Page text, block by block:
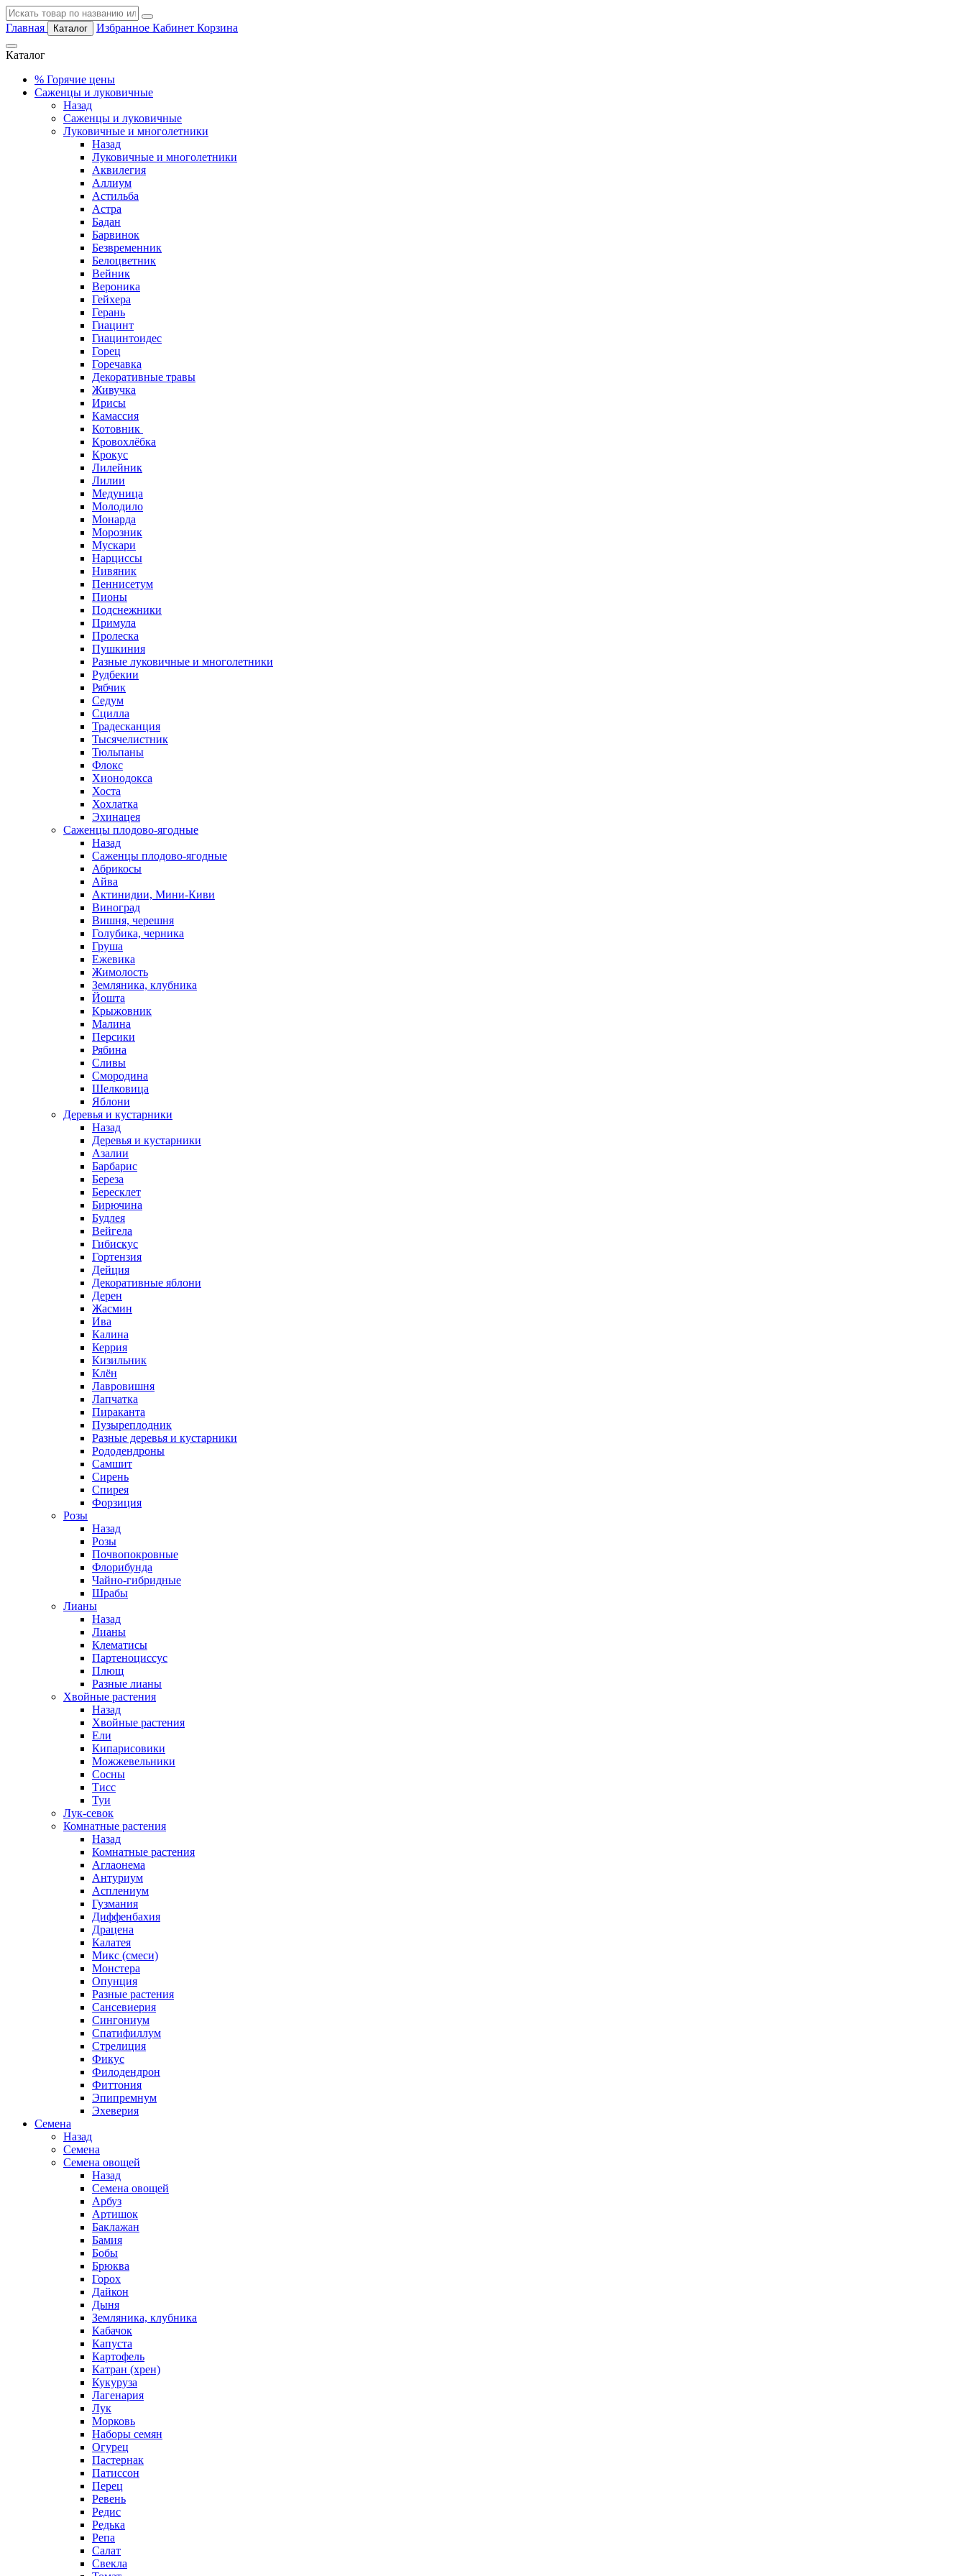
Главная Каталог Избранное Кабинет Корзина
Каталог
% Горячие цены
Саженцы и луковичные
Назад
Саженцы и луковичные
Луковичные и многолетники
Назад
Луковичные и многолетники
Аквилегия
Аллиум
Астильба
Астра
Бадан
Барвинок
Безвременник
Белоцветник
Вейник
Вероника
Гейхера
Герань
Гиацинт
Гиацинтоидес
Горец
Горечавка
Декоративные травы
Живучка
Ирисы
Камассия
Котовник
Кровохлёбка
Крокус
Лилейник
Лилии
Медуница
Молодило
Монарда
Морозник
Мускари
Нарциссы
Нивяник
Пеннисетум
Пионы
Подснежники
Примула
Пролеска
Пушкиния
Разные луковичные и многолетники
Рудбекии
Рябчик
Седум
Сцилла
Традесканция
Тысячелистник
Тюльпаны
Флокс
Хионодокса
Хоста
Хохлатка
Эхинацея
Саженцы плодово-ягодные
Назад
Саженцы плодово-ягодные
Абрикосы
Айва
Актинидии, Мини-Киви
Виноград
Вишня, черешня
Голубика, черника
Груша
Ежевика
Жимолость
Земляника, клубника
Йошта
Крыжовник
Малина
Персики
Рябина
Сливы
Смородина
Шелковица
Яблони
Деревья и кустарники
Назад
Деревья и кустарники
Азалии
Барбарис
Береза
Бересклет
Бирючина
Будлея
Вейгела
Гибискус
Гортензия
Дейция
Декоративные яблони
Дерен
Жасмин
Ива
Калина
Керрия
Кизильник
Клён
Лавровишня
Лапчатка
Пираканта
Пузыреплодник
Разные деревья и кустарники
Рододендроны
Самшит
Сирень
Спирея
Форзиция
Розы
Назад
Розы
Почвопокровные
Флорибунда
Чайно-гибридные
Шрабы
Лианы
Назад
Лианы
Клематисы
Партеноциссус
Плющ
Разные лианы
Хвойные растения
Назад
Хвойные растения
Ели
Кипарисовики
Можжевельники
Сосны
Тисс
Туи
Лук-севок
Комнатные растения
Назад
Комнатные растения
Аглаонема
Антуриум
Асплениум
Гузмания
Диффенбахия
Драцена
Калатея
Микс (смеси)
Монстера
Опунция
Разные растения
Сансевиерия
Сингониум
Спатифиллум
Стрелиция
Фикус
Филодендрон
Фиттония
Эпипремнум
Эхеверия
Семена
Назад
Семена
Семена овощей
Назад
Семена овощей
Арбуз
Артишок
Баклажан
Бамия
Бобы
Брюква
Горох
Дайкон
Дыня
Земляника, клубника
Кабачок
Капуста
Картофель
Катран (хрен)
Кукуруза
Лагенария
Лук
Морковь
Наборы семян
Огурец
Пастернак
Патиссон
Перец
Ревень
Редис
Редька
Репа
Салат
Свекла